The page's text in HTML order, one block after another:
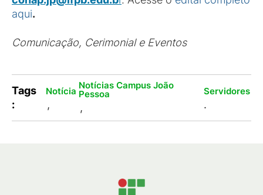
aqui.
Comunicação, Cerimonial e Eventos
Tags
:
Notícia
,
Notícias Campus João
Pessoa
,
Servidores
.